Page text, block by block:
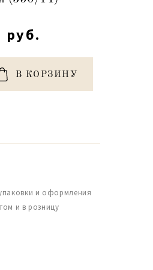
руб.
В КОРЗИНУ
и оформления
и в розницу